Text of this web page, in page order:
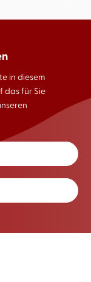
in diesem
das für Sie